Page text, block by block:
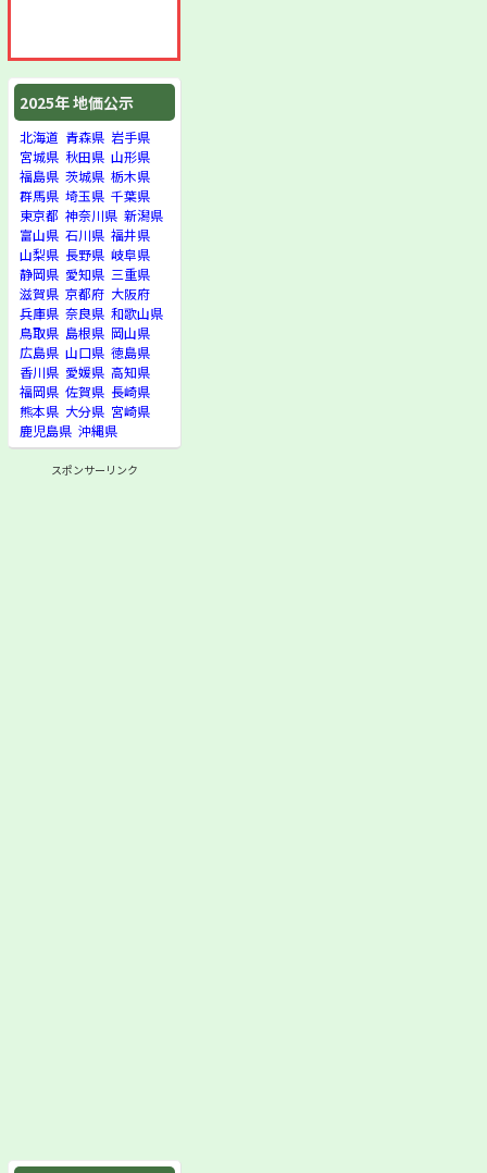
2025年 地価公示
北海道 青森県 岩手県
宮城県 秋田県 山形県
福島県 茨城県 栃木県
群馬県 埼玉県 千葉県
東京都 神奈川県 新潟県
富山県 石川県 福井県
山梨県 長野県 岐阜県
静岡県 愛知県 三重県
滋賀県 京都府 大阪府
兵庫県 奈良県 和歌山県
鳥取県 島根県 岡山県
広島県 山口県 徳島県
香川県 愛媛県 高知県
福岡県 佐賀県 長崎県
熊本県 大分県 宮崎県
鹿児島県 沖縄県
スポンサーリンク